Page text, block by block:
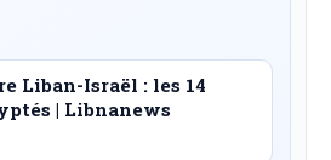
Liban-Israël : les 14
| Libnanews